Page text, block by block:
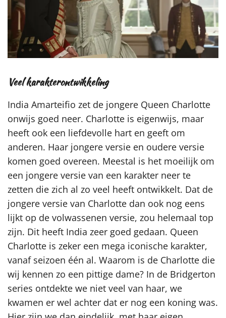
Veel karakterontwikkeling
India Amarteifio zet de jongere Queen Charlotte
onwijs goed neer. Charlotte is eigenwijs, maar
heeft ook een liefdevolle hart en geeft om
anderen. Haar jongere versie en oudere versie
komen goed overeen. Meestal is het moeilijk om
een jongere versie van een karakter neer te
zetten die zich al zo veel heeft ontwikkelt. Dat de
jongere versie van Charlotte dan ook nog eens
lijkt op de volwassenen versie, zou helemaal top
zijn. Dit heeft India zeer goed gedaan. Queen
Charlotte is zeker een mega iconische karakter,
vanaf seizoen één al. Waarom is de Charlotte die
wij kennen zo een pittige dame? In de Bridgerton
series ontdekte we niet veel van haar, we
kwamen er wel achter dat er nog een koning was.